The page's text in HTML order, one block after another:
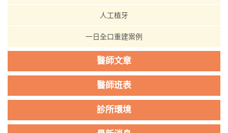
人工植牙
一日全口重建案例
醫師文章
醫師班表
診所環境